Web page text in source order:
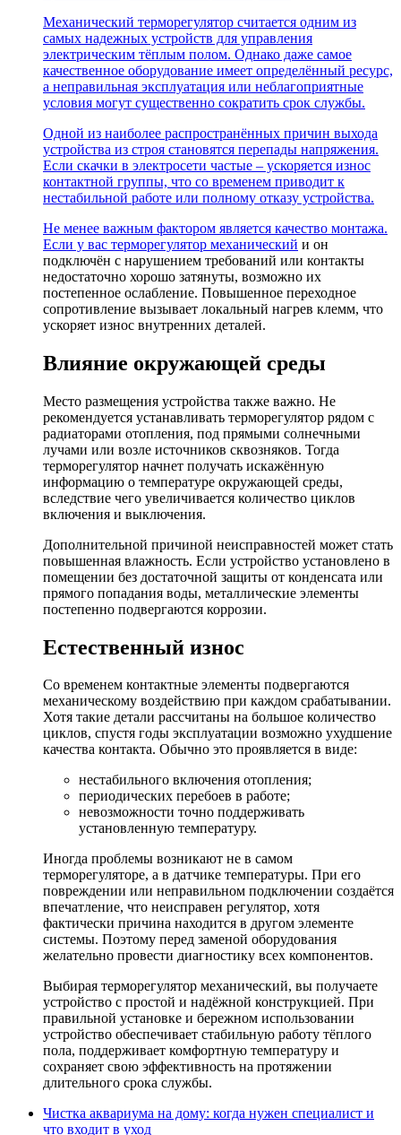
Механический терморегулятор считается одним из
самых надежных устройств для управления
электрическим тёплым полом. Однако даже самое
качественное оборудование имеет определённый ресурс,
а неправильная эксплуатация или неблагоприятные
условия могут существенно сократить срок службы.
Одной из наиболее распространённых причин выхода
устройства из строя становятся перепады напряжения.
Если скачки в электросети частые – ускоряется износ
контактной группы, что со временем приводит к
нестабильной работе или полному отказу устройства.
Не менее важным фактором является качество монтажа.
Если у вас терморегулятор механический и он
подключён с нарушением требований или контакты
недостаточно хорошо затянуты, возможно их
постепенное ослабление. Повышенное переходное
сопротивление вызывает локальный нагрев клемм, что
ускоряет износ внутренних деталей.
Влияние окружающей среды
Место размещения устройства также важно. Не
рекомендуется устанавливать терморегулятор рядом с
радиаторами отопления, под прямыми солнечными
лучами или возле источников сквозняков. Тогда
терморегулятор начнет получать искажённую
информацию о температуре окружающей среды,
вследствие чего увеличивается количество циклов
включения и выключения.
Дополнительной причиной неисправностей может стать
повышенная влажность. Если устройство установлено в
помещении без достаточной защиты от конденсата или
прямого попадания воды, металлические элементы
постепенно подвергаются коррозии.
Естественный износ
Со временем контактные элементы подвергаются
механическому воздействию при каждом срабатывании.
Хотя такие детали рассчитаны на большое количество
циклов, спустя годы эксплуатации возможно ухудшение
качества контакта. Обычно это проявляется в виде:
нестабильного включения отопления;
периодических перебоев в работе;
невозможности точно поддерживать
установленную температуру.
Иногда проблемы возникают не в самом
терморегуляторе, а в датчике температуры. При его
повреждении или неправильном подключении создаётся
впечатление, что неисправен регулятор, хотя
фактически причина находится в другом элементе
системы. Поэтому перед заменой оборудования
желательно провести диагностику всех компонентов.
Выбирая терморегулятор механический, вы получаете
устройство с простой и надёжной конструкцией. При
правильной установке и бережном использовании
устройство обеспечивает стабильную работу тёплого
пола, поддерживает комфортную температуру и
сохраняет свою эффективность на протяжении
длительного срока службы.
Чистка аквариума на дому: когда нужен специалист и
что входит в уход